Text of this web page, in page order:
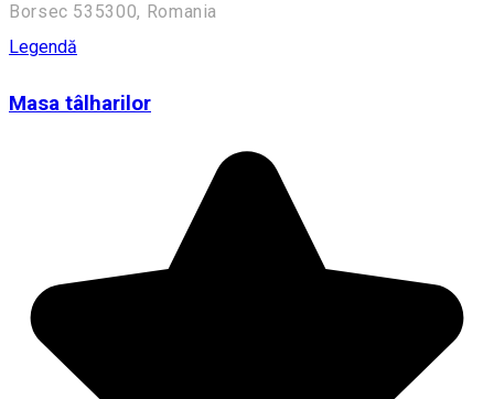
Borsec 535300, Romania
Legendă
Masa tâlharilor